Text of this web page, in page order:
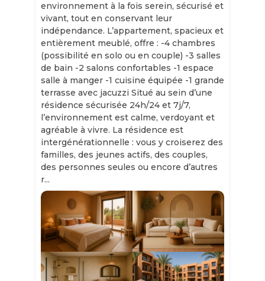
environnement à la fois serein, sécurisé et
vivant, tout en conservant leur
indépendance. L’appartement, spacieux et
entièrement meublé, offre : -4 chambres
(possibilité en solo ou en couple) -3 salles
de bain -2 salons confortables -1 espace
salle à manger -1 cuisine équipée -1 grande
terrasse avec jacuzzi Situé au sein d’une
résidence sécurisée 24h/24 et 7j/7,
l’environnement est calme, verdoyant et
agréable à vivre. La résidence est
intergénérationnelle : vous y croiserez des
familles, des jeunes actifs, des couples,
des personnes seules ou encore d’autres
r...
Slide 1 of 11